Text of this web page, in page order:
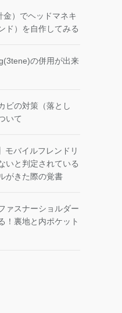
金）でヘッドマネキ
ド）を自作してみる
の併用が出来
ビの対策（落とし
いて
モバイルフレンドリ
いと判定されている
がきた際の覚書
ァスナーショルダー
！裏地と内ポケット